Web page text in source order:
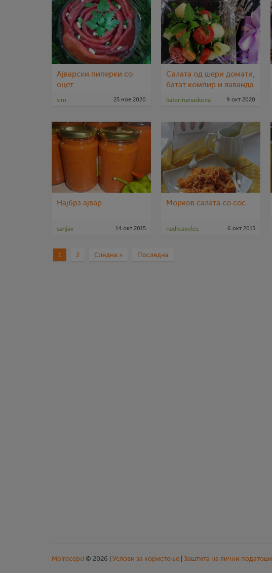
Ајварски пиперки со
оцет
sim 25 ное 2020
Салата од шери домати,
батат компир и лаванда
оцет
katerinanaskova 9 окт 2020
Најбрз ајвар
sanjav 14 окт 2015
Морков салата со сос
nadicaveles 6 окт 2015
1 2 Следна » Последна
Moirecepti © 2026 | Услови за користење Заштита на лични податоци